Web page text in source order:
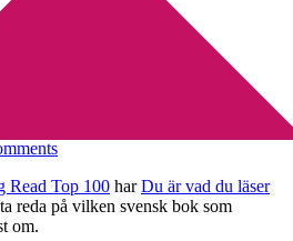
mest älskade
Read Top 100 harDu är vad du läser
reda på vilken svensk bok som
om.